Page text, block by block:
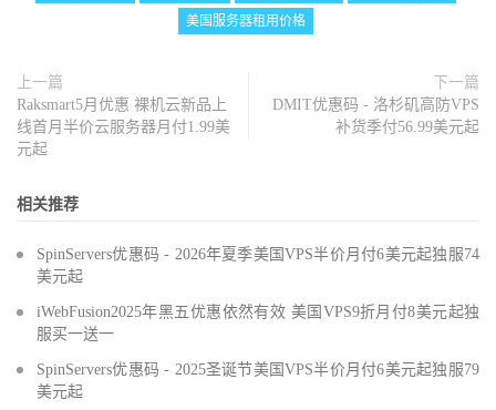
美国服务器租用价格
上一篇
Raksmart5月优惠 裸机云新品上
线首月半价云服务器月付1.99美
元起
下一篇
DMIT优惠码 - 洛杉矶高防VPS
补货季付56.99美元起
相关推荐
SpinServers优惠码 - 2026年夏季美国VPS半价月付6美元起独服74
美元起
iWebFusion2025年黑五优惠依然有效 美国VPS9折月付8美元起独
服买一送一
SpinServers优惠码 - 2025圣诞节美国VPS半价月付6美元起独服79
美元起